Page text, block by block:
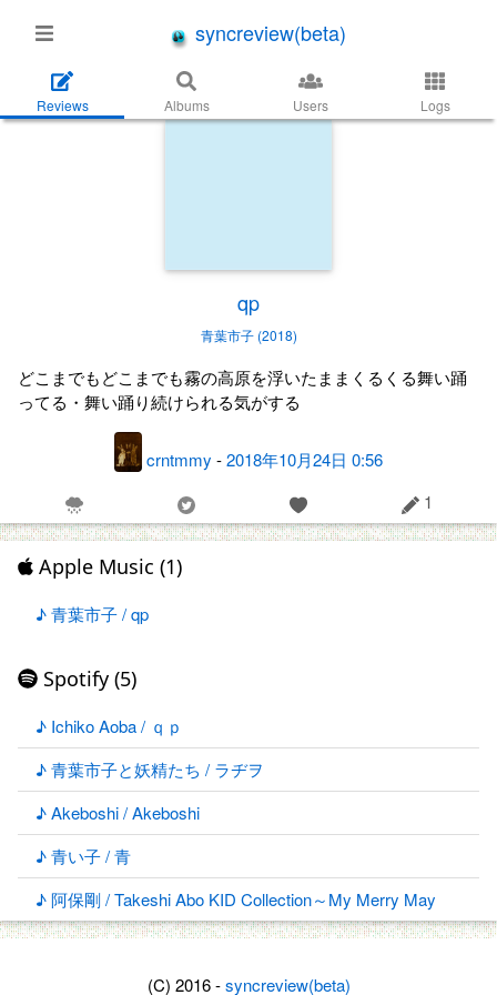
syncreview(beta)
Reviews Albums Users Logs
qp
青葉市子 (2018)
どこまでもどこまでも霧の高原を浮いたままくるくる舞い踊
ってる・舞い踊り続けられる気がする
crntmmy -2018年10月24日 0:56
1
Apple Music (1)
♪ 青葉市子 / qp
Spotify (5)
♪ Ichiko Aoba / ｑｐ
♪ 青葉市子と妖精たち / ラヂヲ
♪ Akeboshi / Akeboshi
♪ 青い子 / 青
♪ 阿保剛 / Takeshi Abo KID Collection～My Merry May
(C) 2016 -syncreview(beta)